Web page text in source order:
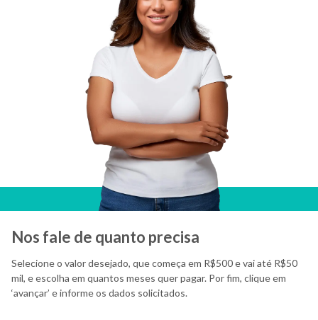
Nos fale de quanto precisa
Selecione o valor desejado, que começa em R$500 e vai até R$50
mil, e escolha em quantos meses quer pagar. Por fim, clique em
‘avançar’ e informe os dados solicitados.